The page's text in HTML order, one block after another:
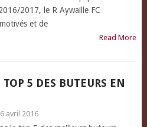
2017, le R Aywaille FC
et de
Read More
TOP 5 DES BUTEURS EN
avril 2016